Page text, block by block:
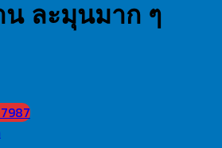
น ละมุนมาก ๆ